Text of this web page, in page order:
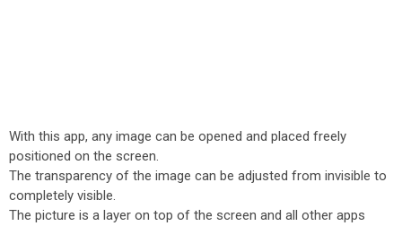
With this app, any image can be opened and placed freely
positioned on the screen.
The transparency of the image can be adjusted from invisible to
completely visible.
The picture is a layer on top of the screen and all other apps